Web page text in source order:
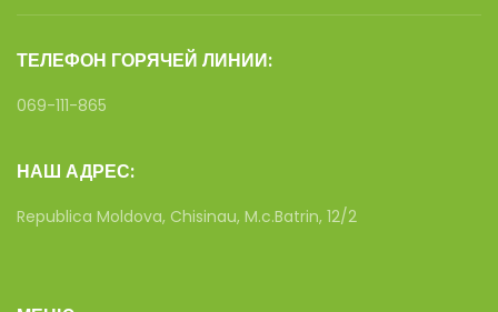
ТЕЛЕФОН ГОРЯЧЕЙ ЛИНИИ:
069-111-865
НАШ АДРЕС:
Republica Moldova, Chisinau, M.c.Batrin, 12/2